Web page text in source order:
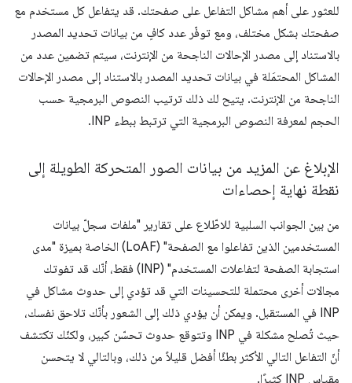
للعثور على أهم مشاكل التفاعل على صفحتك. قد يتفاعل كل مستخدم مع
صفحتك بشكل مختلف، ومع توفّر عدد كافٍ من بيانات تحديد المصدر
بالاستناد إلى مصدر الإحالات الناجحة من الإنترنت، سيتم تضمين عدد من
المشاكل المحتمَلة في بيانات تحديد المصدر بالاستناد إلى مصدر الإحالات
الناجحة من الإنترنت. يتيح لك ذلك ترتيب النصوص البرمجية حسب
الحجم لمعرفة النصوص البرمجية التي ترتبط ببطء INP.
الإبلاغ عن المزيد من بيانات الصور المتحركة الطويلة إلى
نقطة نهاية إحصاءات
من بين الجوانب السلبية للاطّلاع على تقارير "ملفات سجلّ بيانات
المستخدمين الذين تفاعلوا مع الصفحة" (LoAF) الخاصة بميزة "مدى
استجابة الصفحة لتفاعلات المستخدم" (INP) فقط، أنّك قد تفوتك
مجالات أخرى محتملة للتحسينات التي قد تؤدي إلى حدوث مشاكل في
INP في المستقبل. ويمكن أن يؤدي ذلك إلى الشعور بأنّك تلاحق نفسك،
حيث تُصلح مشكلة في INP وتتوقع حدوث تحسّن كبير، ولكنّك تكتشف
أنّ التفاعل التالي الأكثر بطئًا أفضل قليلاً من ذلك، وبالتالي لا يتحسن
مقياس INP كثيرًا.